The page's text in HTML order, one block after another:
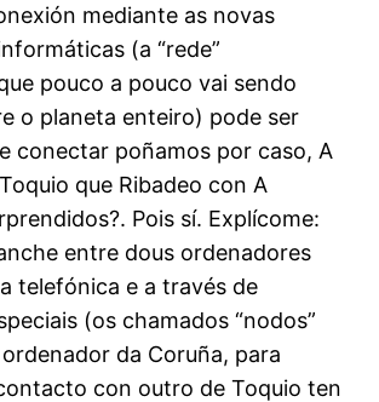
mediante as novas
(a “rede”
pouco a pouco vai sendo
o planeta enteiro) pode ser
conectar poñamos por caso, A
que Ribadeo con A
Pois sí. Explícome:
entre dous ordenadores
telefónica e a través de
(os chamados “nodos”
da Coruña, para
con outro de Toquio ten